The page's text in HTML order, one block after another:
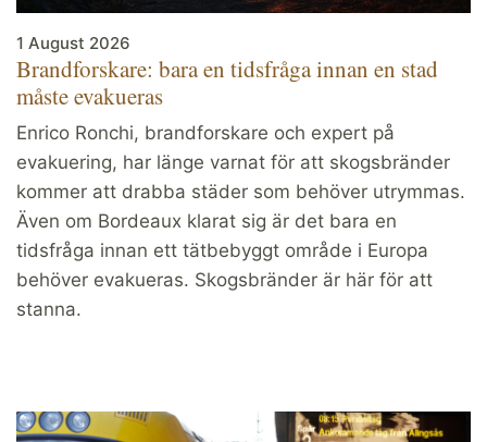
1 August 2026
Brandforskare: bara en tidsfråga innan en stad
måste evakueras
Enrico Ronchi, brandforskare och expert på
evakuering, har länge varnat för att skogsbränder
kommer att drabba städer som behöver utrymmas.
Även om Bordeaux klarat sig är det bara en
tidsfråga innan ett tätbebyggt område i Europa
behöver evakueras. Skogsbränder är här för att
stanna.